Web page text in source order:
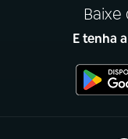
E tenha